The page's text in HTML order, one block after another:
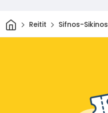
KotiinReitit Sifnos-Sikinos